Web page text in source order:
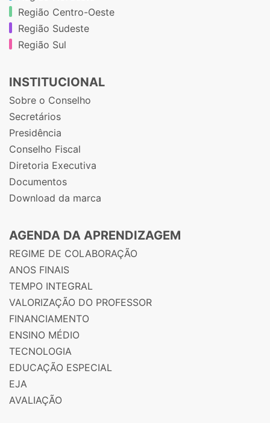
Região Centro-Oeste
Região Sudeste
Região Sul
INSTITUCIONAL
Sobre o Conselho
Secretários
Presidência
Conselho Fiscal
Diretoria Executiva
Documentos
Download da marca
AGENDA DA APRENDIZAGEM
REGIME DE COLABORAÇÃO
ANOS FINAIS
TEMPO INTEGRAL
VALORIZAÇÃO DO PROFESSOR
FINANCIAMENTO
ENSINO MÉDIO
TECNOLOGIA
EDUCAÇÃO ESPECIAL
EJA
AVALIAÇÃO